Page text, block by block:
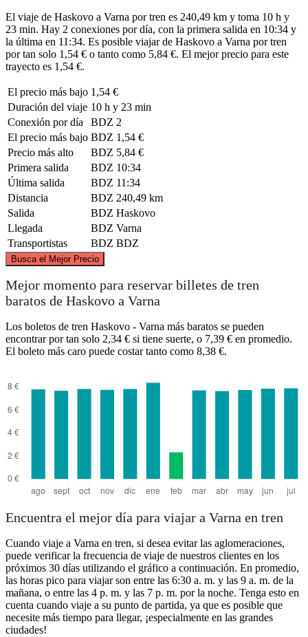
El viaje de Haskovo a Varna por tren es 240,49 km y toma 10 h y
23 min. Hay 2 conexiones por día, con la primera salida en 10:34 y
la última en 11:34. Es posible viajar de Haskovo a Varna por tren
por tan solo 1,54 € o tanto como 5,84 €. El mejor precio para este
trayecto es 1,54 €.
El precio más bajo 1,54 €
Duración del viaje 10 h y 23 min
Conexión por día
BDZ 2
El precio más bajo BDZ 1,54 €
Precio más alto
BDZ 5,84 €
Primera salida
BDZ 10:34
Última salida
BDZ 11:34
Distancia
BDZ 240,49 km
Salida
BDZ Haskovo
Llegada
BDZ Varna
Transportistas
BDZ BDZ
Busca el Mejor Precio
Mejor momento para reservar billetes de tren
baratos de Haskovo a Varna
Los boletos de tren Haskovo - Varna más baratos se pueden
encontrar por tan solo 2,34 € si tiene suerte, o 7,39 € en promedio.
El boleto más caro puede costar tanto como 8,38 €.
Encuentra el mejor día para viajar a Varna en tren
Cuando viaje a Varna en tren, si desea evitar las aglomeraciones,
puede verificar la frecuencia de viaje de nuestros clientes en los
próximos 30 días utilizando el gráfico a continuación. En promedio,
las horas pico para viajar son entre las 6:30 a. m. y las 9 a. m. de la
mañana, o entre las 4 p. m. y las 7 p. m. por la noche. Tenga esto en
cuenta cuando viaje a su punto de partida, ya que es posible que
necesite más tiempo para llegar, ¡especialmente en las grandes
ciudades!